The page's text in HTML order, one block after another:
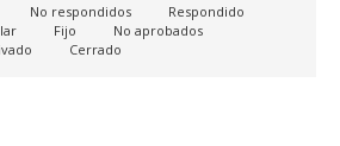
No respondidos
Respondido
Fijo
No aprobados
Cerrado